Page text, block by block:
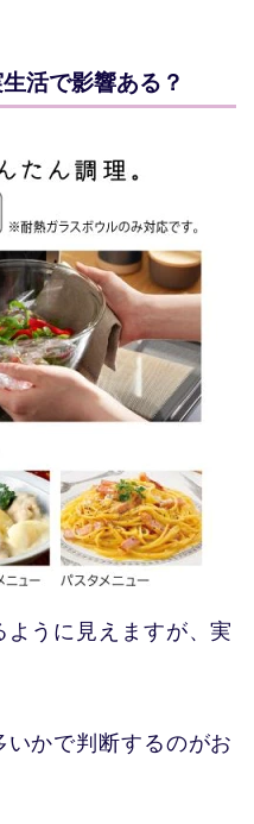
活で影響ある？
うに見えますが、実
かで判断するのがお